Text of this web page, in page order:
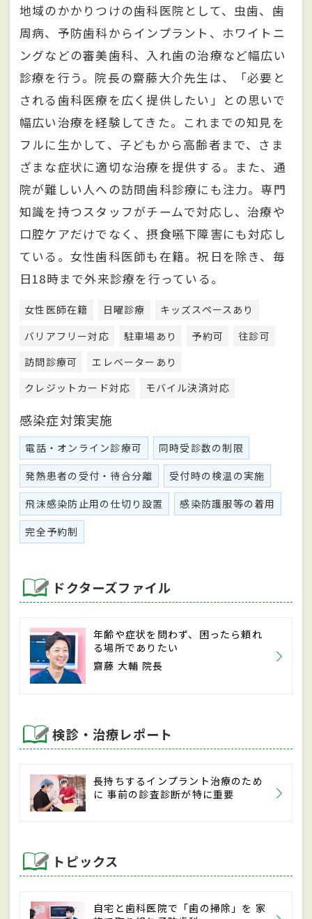
地域のかかりつけの歯科医院として、虫歯、歯
周病、予防歯科からインプラント、ホワイトニ
ングなどの審美歯科、入れ歯の治療など幅広い
診療を行う。院長の齋藤大介先生は、「必要と
される歯科医療を広く提供したい」との思いで
幅広い治療を経験してきた。これまでの知見を
フルに生かして、子どもから高齢者まで、さま
ざまな症状に適切な治療を提供する。また、通
院が難しい人への訪問歯科診療にも注力。専門
知識を持つスタッフがチームで対応し、治療や
口腔ケアだけでなく、摂食嚥下障害にも対応し
ている。女性歯科医師も在籍。祝日を除き、毎
日18時まで外来診療を行っている。
女性医師在籍 日曜診療
キッズスペースあり
バリアフリー対応
駐車場あり 予約可
往診可
訪問診療可
エレベーターあり
クレジットカード対応
モバイル決済対応
感染症対策実施
電話・オンライン診療可 同時受診数の制限
発熱患者の受付・待合分離 受付時の検温の実施
飛沫感染防止用の仕切り設置 感染防護服等の着用
完全予約制
ドクターズファイル
年齢や症状を問わず、困ったら頼れ
る場所でありたい
齋藤 大輔 院長
検診・治療レポート
長持ちするインプラント治療のため
に 事前の診査診断が特に重要
トピックス
自宅と歯科医院で「歯の掃除」を 家